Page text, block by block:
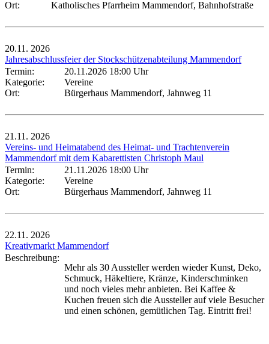
Ort: Katholisches Pfarrheim Mammendorf, Bahnhofstraße
20.11. 2026
Jahresabschlussfeier der Stockschützenabteilung Mammendorf
Termin:
20.11.2026 18:00 Uhr
Kategorie:
Vereine
Ort:
Bürgerhaus Mammendorf, Jahnweg 11
21.11. 2026
Vereins- und Heimatabend des Heimat- und Trachtenverein
Mammendorf mit dem Kabarettisten Christoph Maul
Termin:
21.11.2026 18:00 Uhr
Kategorie:
Vereine
Ort:
Bürgerhaus Mammendorf, Jahnweg 11
22.11. 2026
Kreativmarkt Mammendorf
Beschreibung:
Mehr als 30 Aussteller werden wieder Kunst, Deko,
Schmuck, Häkeltiere, Kränze, Kinderschminken
und noch vieles mehr anbieten. Bei Kaffee &
Kuchen freuen sich die Aussteller auf viele Besucher
und einen schönen, gemütlichen Tag. Eintritt frei!